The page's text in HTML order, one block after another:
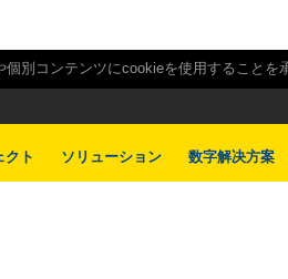
別コンテンツにcookieを使用することを
クト ソリューション 数字解决方案